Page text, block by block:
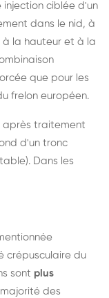
injection ciblée d'un
dans le nid, à
la hauteur et à la
que pour les
frelon européen.
après traitement
d'un tronc
Dans les
crépusculaire du
sont plus
des